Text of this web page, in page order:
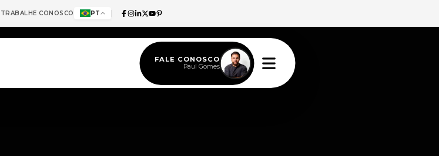
TRABALHE CONOSCO PT
FALE CONOSCO
Paul Gomes